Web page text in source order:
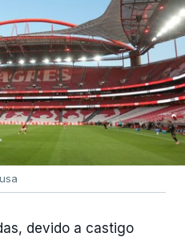
devido a castigo